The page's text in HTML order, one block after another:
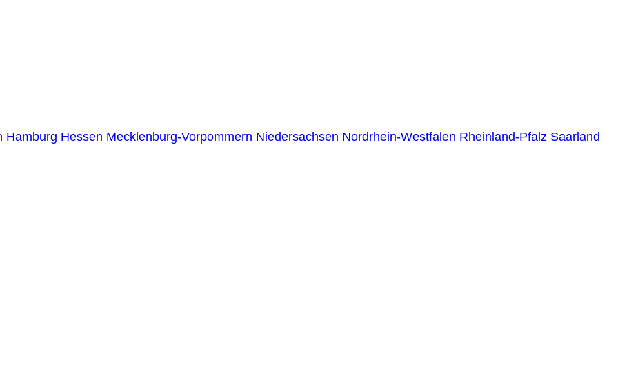
Hamburg Hessen Mecklenburg-Vorpommern Niedersachsen Nordrhein-Westfalen Rheinland-Pfalz Saarland